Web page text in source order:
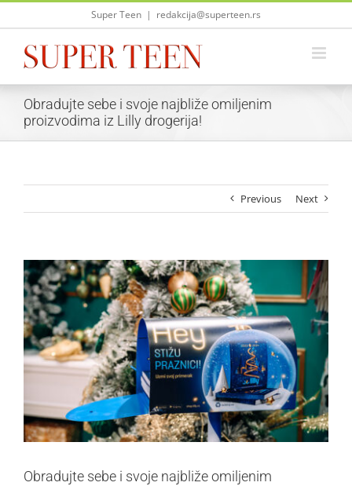
Skip
Super Teen | redakcija@superteen.rs
Obradujte sebe i svoje najbliže omiljenim
proizvodima iz Lilly drogerija!
Previous Next
View
Larger
Image
Obradujte sebe i svoje najbliže omiljenim